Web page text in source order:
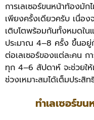
การเลเซอร์ขนหน้าท้องมัก
เพียงครั้งเดียวครับ เนื่อง
เติบโตพร้อมกันทั้งหมดใน
ประมาณ 4–8 ครั้ง ขึ้นอ
ต่อเลเซอร์ของแต่ละคน กา
ทุก 4–6 สัปดาห์ จะช่วยให้
ช่วงเหมาะสมได้เต็มประ
ทำเลเซอร์ข